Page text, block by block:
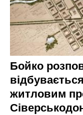
Бойко
житловим